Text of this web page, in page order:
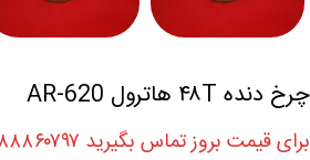
چرخ دنده ۴۸T هاترول AR-620
برای قیمت بروز تماس بگیرید ۰۲۱۸۸۸۶۰۷۹۷